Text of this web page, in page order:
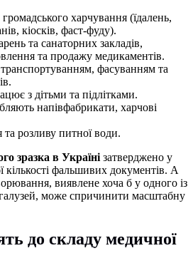
харчування (їдалень,
кіосків, фаст-фуду).
та санаторних закладів,
та продажу медикаментів.
фасуванням та
з дітьми та підлітками.
напівфабрикати, харчові
розливу питної води.
зразка в Україні затверджено у
кількості фальшивих документів. А
виявлене хоча б у одного із
галузей, може спричинити масштабну
до складу медичної